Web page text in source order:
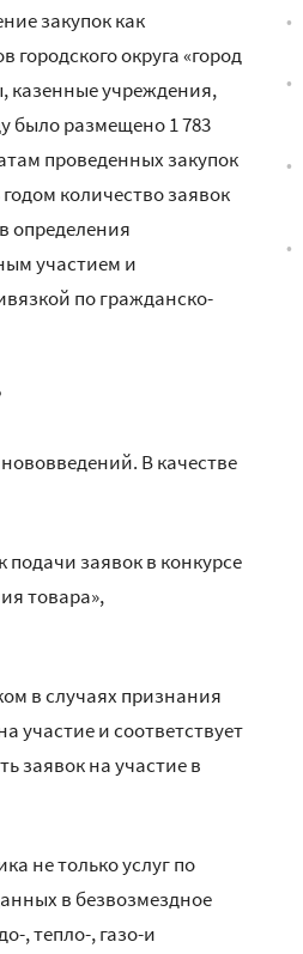
закупок как
округа «город
казенные учреждения,
было размещено 1 783
проведенных закупок
количество заявок
определения
участием и
по гражданско-
В качестве
заявок в конкурсе
товара»,
в случаях признания
участие и соответствует
заявок на участие в
не только услуг по
в безвозмездное
, тепло-, газо-и